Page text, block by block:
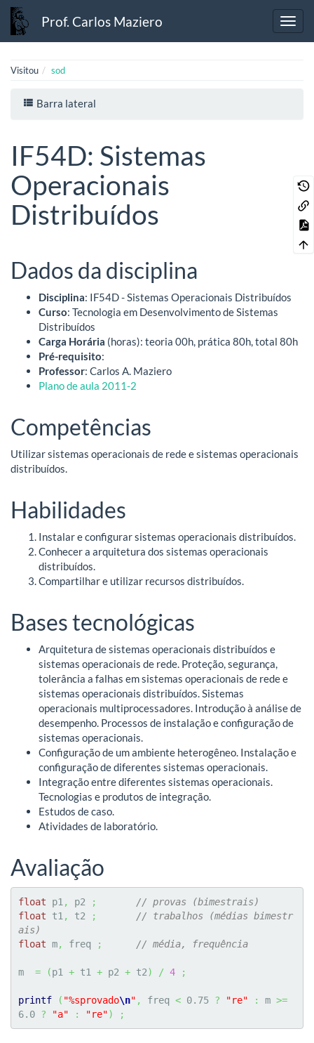
Prof. Carlos Maziero
Visitou sod
Barra lateral
IF54D: Sistemas
Operacionais
Distribuídos
Dados da disciplina
Disciplina: IF54D - Sistemas Operacionais Distribuídos
Curso: Tecnologia em Desenvolvimento de Sistemas
Distribuídos
Carga Horária (horas): teoria 00h, prática 80h, total 80h
Pré-requisito:
Professor: Carlos A. Maziero
Plano de aula 2011-2
Competências
Utilizar sistemas operacionais de rede e sistemas operacionais
distribuídos.
Habilidades
Instalar e configurar sistemas operacionais distribuídos.
Conhecer a arquitetura dos sistemas operacionais
distribuídos.
Compartilhar e utilizar recursos distribuídos.
Bases tecnológicas
Arquitetura de sistemas operacionais distribuídos e
sistemas operacionais de rede. Proteção, segurança,
tolerância a falhas em sistemas operacionais de rede e
sistemas operacionais distribuídos. Sistemas
operacionais multiprocessadores. Introdução à análise de
desempenho. Processos de instalação e configuração de
sistemas operacionais.
Configuração de um ambiente heterogêneo. Instalação e
configuração de diferentes sistemas operacionais.
Integração entre diferentes sistemas operacionais.
Tecnologias e produtos de integração.
Estudos de caso.
Atividades de laboratório.
Avaliação
float p1 , p2 ;
// provas (bimestrais)
float t1 , t2 ;
// trabalhos (médias bimestr
ais)
float m, freq ; // média, frequência
m = (p1 + t1 + p2 + t2) / 4 ;
printf ( "%sprovado\n" , freq < 0.75 ? "re" : m >=
6.0 ? "a" : "re") ;